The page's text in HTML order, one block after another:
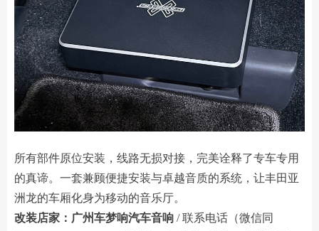
所有部件原位安装，线路无损对接，完美诠释了专车专用
的真谛。一套兼顾便捷安装与卓越音质的系统，让丰田亚
洲龙的车厢化身为移动的音乐厅。
改装店家：广州车梦响汽车音响 / 联系电话（微信同